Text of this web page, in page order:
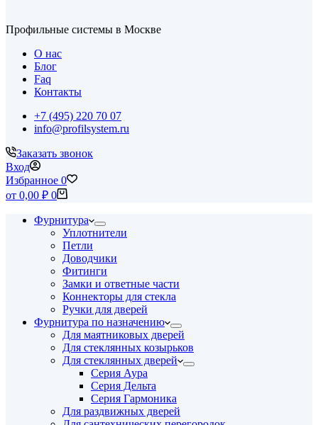
Профильные системы в Москве
О нас
Блог
Faq
Контакты
+7 (495) 220 70 07
info@profilsystem.ru
Заказать звонок
Вход
Избранное 0
Корзина
от 0,00 ₽ 0
Фурнитура
Уплотнители
Петли
Доводчики
Фитинги
Замки и ответные части
Коннекторы для стекла
Ручки для дверей
Фурнитура по назначению
Для маятниковых дверей
Для стеклянных козырьков
Для стеклянных дверей
Серия Аура
Серия Дельта
Серия Гармоника
Для раздвижных дверей